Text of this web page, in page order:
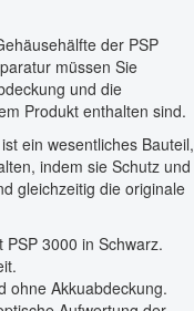
der PSP
müssen Sie
und die
Produkt enthalten sind.
ein wesentliches Bauteil,
indem sie Schutz und
gleichzeitig die originale
3000 in Schwarz.
ohne Akkuabdeckung.